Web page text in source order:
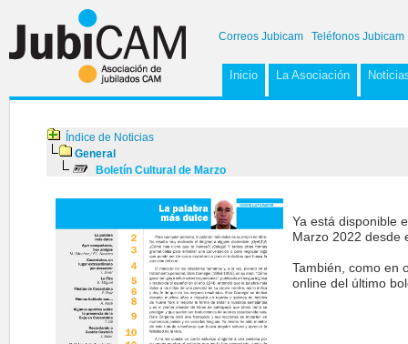
Correos Jubicam Teléfonos Jubicam
Inicio La Asociación
Índice de Noticias
General
Boletín Cultural de Marzo
Ya está disponible
Marzo 2022 desde
También, como en
online del último